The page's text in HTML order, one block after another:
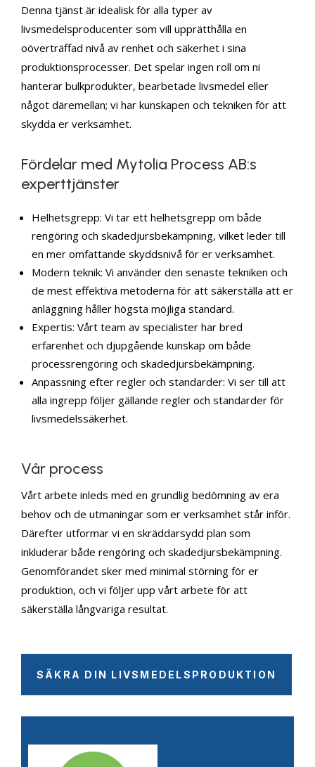
Denna tjänst är idealisk för alla typer av
livsmedelsproducenter som vill upprätthålla en
oöverträffad nivå av renhet och säkerhet i sina
produktionsprocesser. Det spelar ingen roll om ni
hanterar bulkprodukter, bearbetade livsmedel eller
något däremellan; vi har kunskapen och tekniken för att
skydda er verksamhet.
Fördelar med Mytolia Process AB:s
experttjänster
Helhetsgrepp: Vi tar ett helhetsgrepp om både
rengöring och skadedjursbekämpning, vilket leder till
en mer omfattande skyddsnivå för er verksamhet.
Modern teknik: Vi använder den senaste tekniken och
de mest effektiva metoderna för att säkerställa att er
anläggning håller högsta möjliga standard.
Expertis: Vårt team av specialister har bred
erfarenhet och djupgående kunskap om både
processrengöring och skadedjursbekämpning.
Anpassning efter regler och standarder: Vi ser till att
alla ingrepp följer gällande regler och standarder för
livsmedelssäkerhet.
Vår process
Vårt arbete inleds med en grundlig bedömning av era
behov och de utmaningar som er verksamhet står inför.
Därefter utformar vi en skräddarsydd plan som
inkluderar både rengöring och skadedjursbekämpning.
Genomförandet sker med minimal störning för er
produktion, och vi följer upp vårt arbete för att
säkerställa långvariga resultat.
SÄKRA DIN LIVSMEDELSPRODUKTION